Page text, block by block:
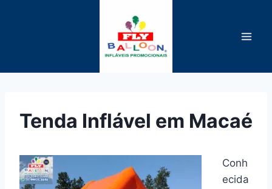
Tenda Inflável em Macaé
Conh
ecida